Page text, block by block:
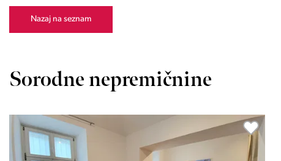
Nazaj na seznam
Sorodne nepremičnine